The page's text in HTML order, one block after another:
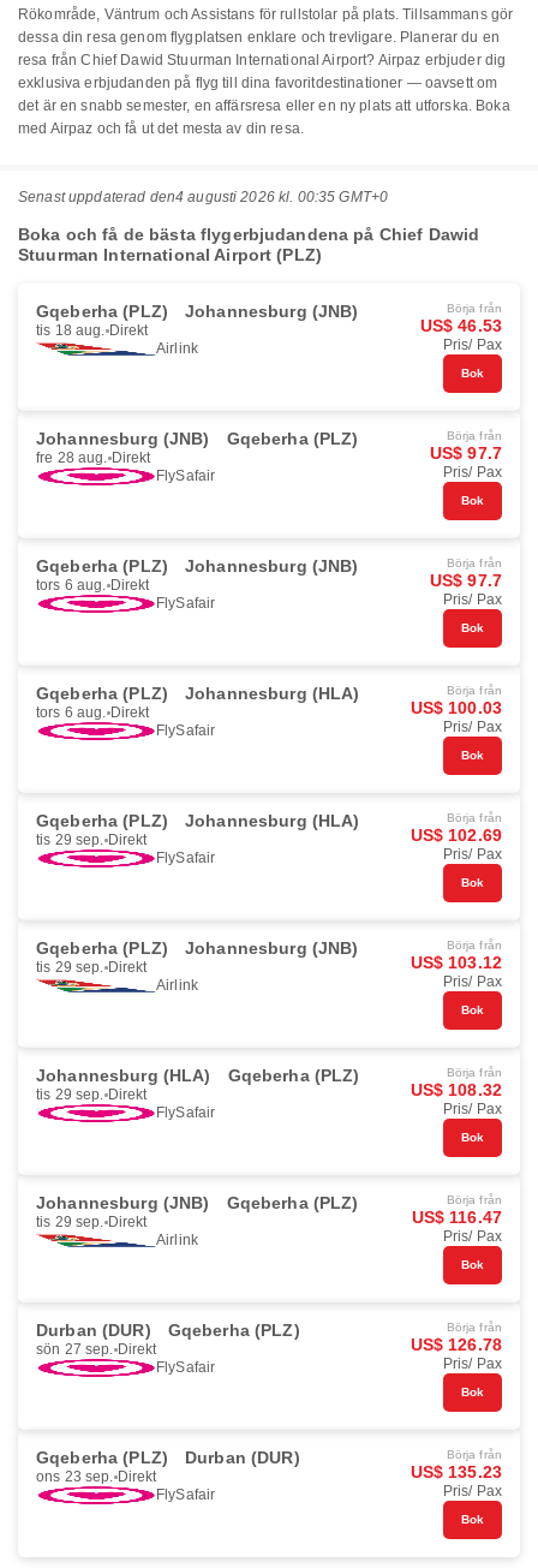
Rökområde, Väntrum och Assistans för rullstolar på plats. Tillsammans gör
dessa din resa genom flygplatsen enklare och trevligare. Planerar du en
resa från Chief Dawid Stuurman International Airport? Airpaz erbjuder dig
exklusiva erbjudanden på flyg till dina favoritdestinationer — oavsett om
det är en snabb semester, en affärsresa eller en ny plats att utforska. Boka
med Airpaz och få ut det mesta av din resa.
Senast uppdaterad den4 augusti 2026 kl. 00:35 GMT+0
Boka och få de bästa flygerbjudandena på Chief Dawid
Stuurman International Airport (PLZ)
Gqeberha (PLZ) Johannesburg (JNB)
tis 18 aug. Direkt
Airlink
Börja från
US$ 46.53
Pris/ Pax
Bok
Johannesburg (JNB) Gqeberha (PLZ)
fre 28 aug. Direkt
FlySafair
Börja från
US$ 97.7
Pris/ Pax
Bok
Gqeberha (PLZ) Johannesburg (JNB)
tors 6 aug. Direkt
FlySafair
Börja från
US$ 97.7
Pris/ Pax
Bok
Gqeberha (PLZ) Johannesburg (HLA)
tors 6 aug. Direkt
FlySafair
Börja från
US$ 100.03
Pris/ Pax
Bok
Gqeberha (PLZ) Johannesburg (HLA)
tis 29 sep. Direkt
FlySafair
Börja från
US$ 102.69
Pris/ Pax
Bok
Gqeberha (PLZ) Johannesburg (JNB)
tis 29 sep. Direkt
Airlink
Börja från
US$ 103.12
Pris/ Pax
Bok
Johannesburg (HLA) Gqeberha (PLZ)
tis 29 sep. Direkt
FlySafair
Börja från
US$ 108.32
Pris/ Pax
Bok
Johannesburg (JNB) Gqeberha (PLZ)
tis 29 sep. Direkt
Airlink
Börja från
US$ 116.47
Pris/ Pax
Bok
Durban (DUR) Gqeberha (PLZ)
sön 27 sep. Direkt
FlySafair
Börja från
US$ 126.78
Pris/ Pax
Bok
Gqeberha (PLZ) Durban (DUR)
ons 23 sep. Direkt
FlySafair
Börja från
US$ 135.23
Pris/ Pax
Bok